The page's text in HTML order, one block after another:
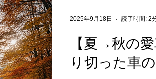
【夏→秋の
り切った車
2025年9月18日 読了時間: 2